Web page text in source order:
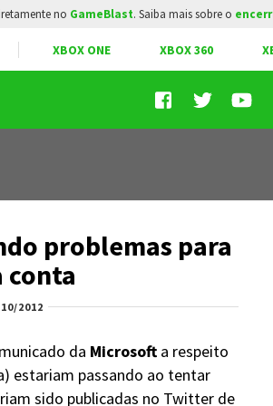
no GameBlast. Saiba mais sobre o
XBOX ONE XBOX 360
problemas para
conta
2012
da Microsofta respeito
estariam passando ao tentar
sido publicadas no Twitter de